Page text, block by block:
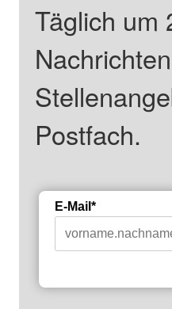
Täglich um
Postfach.
E-Mail*